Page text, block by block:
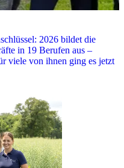
2026 bildet die
in 19 Berufen aus –
viele von ihnen ging es jetzt